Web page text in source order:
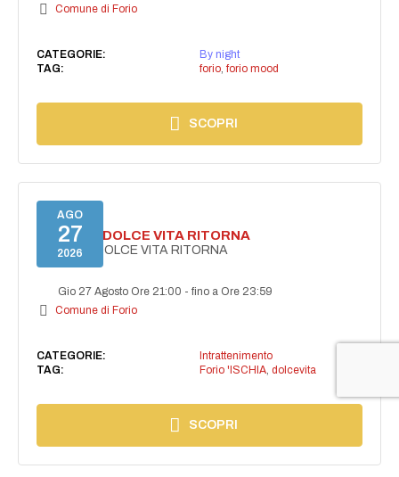
Comune di Forio
CATEGORIE:
By night
TAG:
forio, forio mood
SCOPRI
AGO
27
2026
FORIO LA DOLCE VITA RITORNA
FORIO LA DOLCE VITA RITORNA
Gio 27 Agosto Ore 21:00 -fino a Ore 23:59
Comune di Forio
CATEGORIE:
Intrattenimento
TAG:
Forio 'ISCHIA, dolcevita
SCOPRI